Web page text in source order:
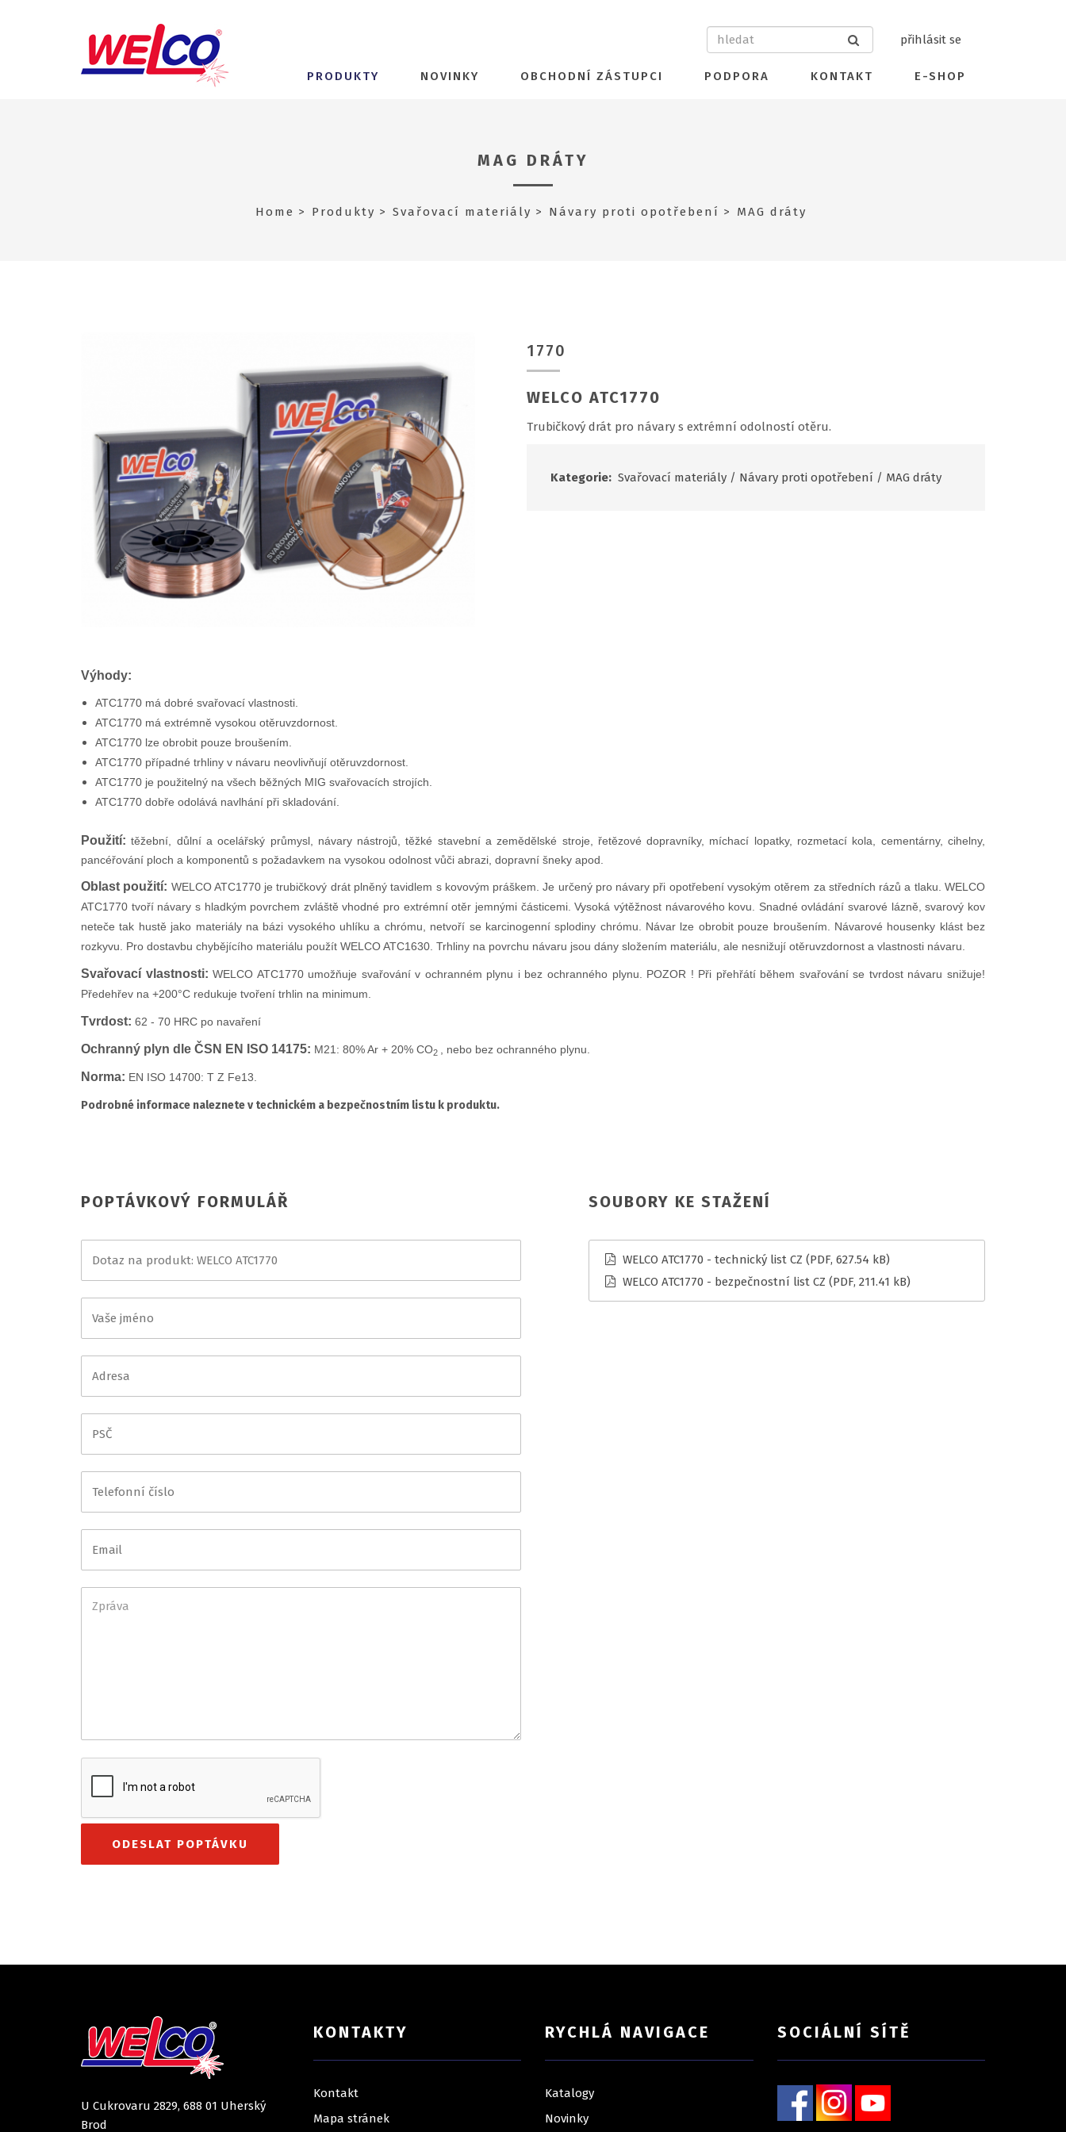
přihlásit se
PRODUKTY NOVINKY OBCHODNÍ ZÁSTUPCI PODPORA KONTAKT E-SHOP
MAG DRÁTY
Home Produkty Svařovací materiály Návary proti opotřebení MAG dráty
1770
WELCO ATC1770
Trubičkový drát pro návary s extrémní odolností otěru.
Kategorie: Svařovací materiály/ Návary proti opotřebení / MAG dráty
Výhody:
ATC1770 má dobré svařovací vlastnosti.
ATC1770 má extrémně vysokou otěruvzdornost.
ATC1770 lze obrobit pouze broušením.
ATC1770 případné trhliny v návaru neovlivňují otěruvzdornost.
ATC1770 je použitelný na všech běžných MIG svařovacích strojích.
ATC1770 dobře odolává navlhání při skladování.
Použití: těžební, důlní a ocelářský průmysl, návary nástrojů, těžké stavební a zemědělské stroje, řetězové dopravníky, míchací lopatky, rozmetací kola, cementárny, cihelny,
pancéřování ploch a komponentů s požadavkem na vysokou odolnost vůči abrazi, dopravní šneky apod.
Oblast použití: WELCO ATC1770 je trubičkový drát plněný tavidlem s kovovým práškem. Je určený pro návary při opotřebení vysokým otěrem za středních rázů a tlaku. WELCO
ATC1770 tvoří návary s hladkým povrchem zvláště vhodné pro extrémní otěr jemnými částicemi. Vysoká výtěžnost návarového kovu. Snadné ovládání svarové lázně, svarový kov
neteče tak hustě jako materiály na bázi vysokého uhlíku a chrómu, netvoří se karcinogenní splodiny chrómu. Návar lze obrobit pouze broušením. Návarové housenky klást bez
rozkyvu. Pro dostavbu chybějícího materiálu použít WELCO ATC1630. Trhliny na povrchu návaru jsou dány složením materiálu, ale nesnižují otěruvzdornost a vlastnosti návaru.
Svařovací vlastnosti: WELCO ATC1770 umožňuje svařování v ochranném plynu i bez ochranného plynu. POZOR ! Při přehřátí během svařování se tvrdost návaru snižuje!
Předehřev na +200°C redukuje tvoření trhlin na minimum.
Tvrdost: 62 - 70 HRC po navaření
Ochranný plyn dle ČSN EN ISO 14175: M21: 80% Ar + 20% CO2 , nebo bez ochranného plynu.
Norma: EN ISO 14700: T Z Fe13.
Podrobné informace naleznete v technickém a bezpečnostním listu k produktu.
SOUBORY KE STAŽENÍ
WELCO ATC1770 - technický list CZ (PDF, 627.54 kB)
WELCO ATC1770 - bezpečnostní list CZ (PDF, 211.41 kB)
POPTÁVKOVÝ FORMULÁŘ
U Cukrovaru 2829, 688 01 Uherský
Brod
KONTAKTY
Kontakt
Mapa stránek
RYCHLÁ NAVIGACE
Katalogy
Novinky
SOCIÁLNÍ SÍTĚ